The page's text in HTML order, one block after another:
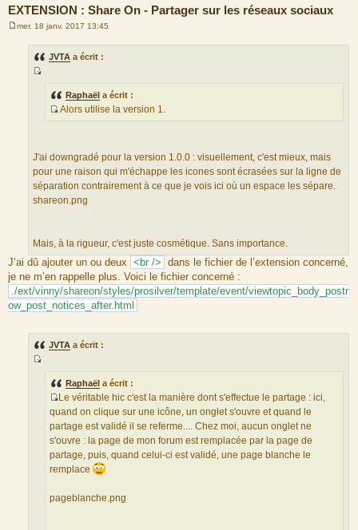
EXTENSION : Share On - Partager sur les réseaux sociaux
mer. 18 janv. 2017 13:45
JVTA a écrit :
e
d
u
m
s
a
g
e
Raphaël a écrit :
r
c
e
d
e
s
s
a
g
Alors utilise la version 1.
J'ai downgradé pour la version 1.0.0 : visuellement, c'est mieux, mais
pour une raison qui m'échappe les icones sont écrasées sur la ligne de
séparation contrairement à ce que je vois ici où un espace les sépare.
shareon.png
Mais, à la rigueur, c'est juste cosmétique. Sans importance.
J’ai dû ajouter un ou deux <br /> dans le fichier de l’extension concerné,
je ne m’en rappelle plus. Voici le fichier concerné :
./ext/vinny/shareon/styles/prosilver/template/event/viewtopic_body_postr
ow_post_notices_after.html
JVTA a écrit :
Raphaël a écrit :
S
o
u
r
c
d
Le véritable hic c'est la manière dont s'effectue le partage : ici,
quand on clique sur une icône, un onglet s'ouvre et quand le
partage est validé il se referme.... Chez moi, aucun onglet ne
s'ouvre : la page de mon forum est remplacée par la page de
partage, puis, quand celui-ci est validé, une page blanche le
remplace
pageblanche.png